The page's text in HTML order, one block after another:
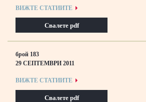
ВИЖТЕ СТАТИИТЕ
Свалете pdf
брой 183
29 СЕПТЕМВРИ 2011
ВИЖТЕ СТАТИИТЕ
Свалете pdf